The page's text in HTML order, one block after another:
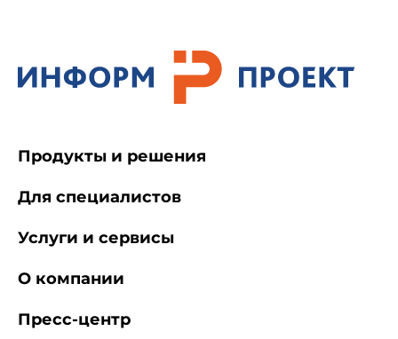
3 Технические характеристики
Крутящие моменты рулевых машин должны
Таблица 1
Номинальный крутящий момент, кН·м
Продукты и решения
Для специалистов
Услуги и сервисы
О компании
Пресс-центр